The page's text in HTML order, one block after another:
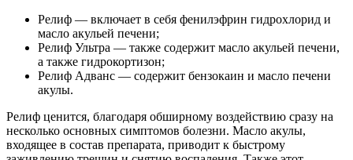
Релиф — включает в себя фенилэфрин гидрохлорид и
масло акульей печени;
Релиф Ультра — также содержит масло акульей печени,
а также гидрокортизон;
Релиф Адванс — содержит бензокаин и масло печени
акулы.
Релиф ценится, благодаря обширному воздействию сразу на
несколько основных симптомов болезни. Масло акулы,
входящее в состав препарата, приводит к быстрому